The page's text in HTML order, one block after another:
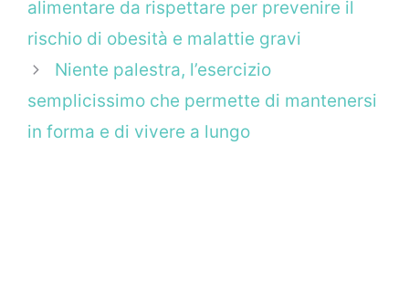
alimentare da rispettare per prevenire il
rischio di obesità e malattie gravi
Niente palestra, l’esercizio
semplicissimo che permette di mantenersi
in forma e di vivere a lungo